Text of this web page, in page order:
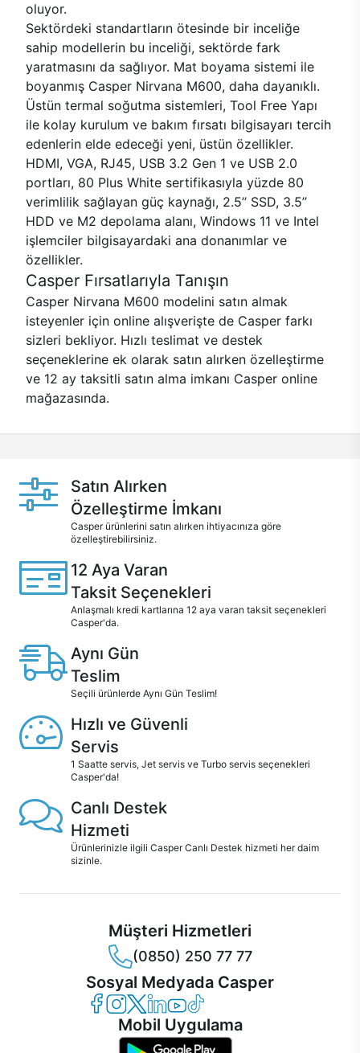
oluyor.
Sektördeki standartların ötesinde bir inceliğe
sahip modellerin bu inceliği, sektörde fark
yaratmasını da sağlıyor. Mat boyama sistemi ile
boyanmış Casper Nirvana M600, daha dayanıklı.
Üstün termal soğutma sistemleri, Tool Free Yapı
ile kolay kurulum ve bakım fırsatı bilgisayarı tercih
edenlerin elde edeceği yeni, üstün özellikler.
HDMI, VGA, RJ45, USB 3.2 Gen 1 ve USB 2.0
portları, 80 Plus White sertifikasıyla yüzde 80
verimlilik sağlayan güç kaynağı, 2.5’’ SSD, 3.5’’
HDD ve M2 depolama alanı, Windows 11 ve Intel
işlemciler bilgisayardaki ana donanımlar ve
özellikler.
Casper Fırsatlarıyla Tanışın
Casper Nirvana M600 modelini satın almak
isteyenler için online alışverişte de Casper farkı
sizleri bekliyor. Hızlı teslimat ve destek
seçeneklerine ek olarak satın alırken özelleştirme
ve 12 ay taksitli satın alma imkanı Casper online
mağazasında.
Satın Alırken
Özelleştirme İmkanı
Casper ürünlerini satın alırken ihtiyacınıza göre
özelleştirebilirsiniz.
12 Aya Varan
Taksit Seçenekleri
Anlaşmalı kredi kartlarına 12 aya varan taksit seçenekleri
Casper'da.
Aynı Gün
Teslim
Seçili ürünlerde Aynı Gün Teslim!
Hızlı ve Güvenli
Servis
1 Saatte servis, Jet servis ve Turbo servis seçenekleri
Casper'da!
Canlı Destek
Hizmeti
Ürünlerinizle ilgili Casper Canlı Destek hizmeti her daim
sizinle.
Müşteri Hizmetleri
(0850) 250 77 77
Sosyal Medyada Casper
Casper Facebook
Casper Instagram
Casper Twitter
Casper LinkedIn
Casper YouTube
Casper TikTok
Mobil Uygulama